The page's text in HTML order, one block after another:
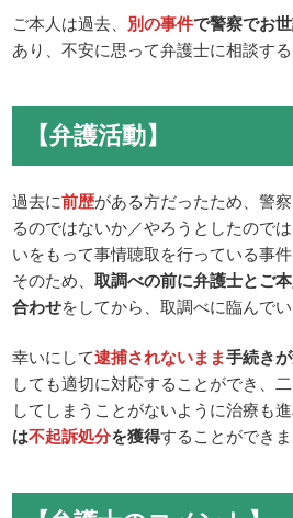
ご本人は過去、 別の事件で警察でお
あり、不安に思って弁護士に相談する
【弁護活動】
過去に前歴がある方だったため、警
るのではないか／やろうとしたので
いをもって事情聴取を行っている事件
そのため、取調べの前に弁護士とご
合わせをしてから、取調べに臨んでい
幸いにして逮捕されないまま手続き
しても適切に対応することができ、
してしまうことがないように治療も
は不起訴処分を獲得することができま